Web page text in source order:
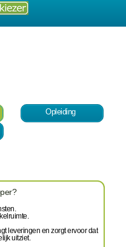
Opleiding
leveringen en zorgt ervoor dat
uitziet.